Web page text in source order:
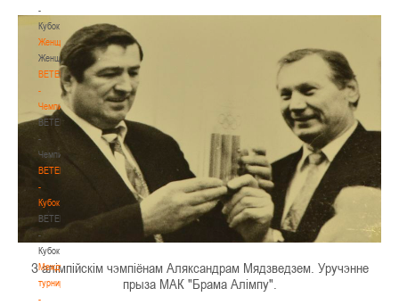
-
Кубок
Женщины
Женщины
BETERA
-
Чемпионат
BETERA
-
Чемпионат
BETERA
-
Кубок
BETERA
-
Кубок
Международный
турнир
-
З алімпійскім чэмпіёнам Аляксандрам Мядзведзем. Уручэнне
прыза МАК "Брама Алімпу".